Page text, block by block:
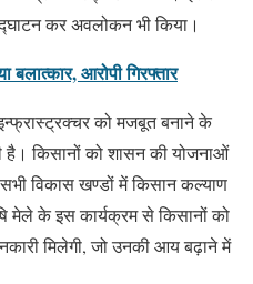
कर अवलोकन भी किया।
आरोपी गिरफ्तार
को मजबूत बनाने के
है। किसानों को शासन की योजनाओं
विकास खण्डों में किसान कल्याण
मेले के इस कार्यक्रम से किसानों को
मिलेगी, जो उनकी आय बढ़ाने में